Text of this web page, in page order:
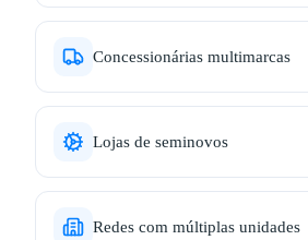
Concessionárias multimarcas
Lojas de seminovos
Redes com múltiplas unidades